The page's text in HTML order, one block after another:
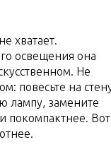
хватает.
освещения она
Не
повесьте на
лампу, замените
покомпактнее. Вот